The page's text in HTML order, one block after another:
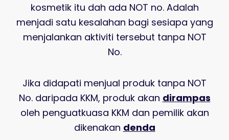
kosmetik itu dah ada NOT no. Adalah
menjadi satu kesalahan bagi sesiapa yang
menjalankan aktiviti tersebut tanpa NOT
No.
Jika didapati menjual produk tanpa NOT
No. daripada KKM, produk akan dirampas
oleh penguatkuasa KKM dan pemilik akan
dikenakan denda